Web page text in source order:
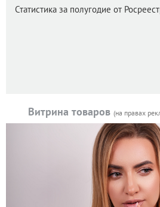
Статистика за полугодие от
Витрина товаров (на правах